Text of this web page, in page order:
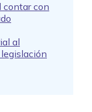
contar con
al